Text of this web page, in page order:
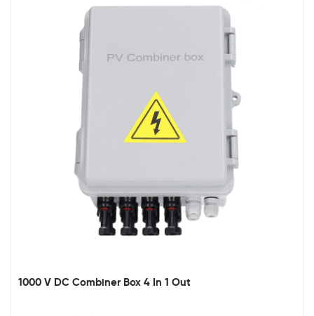
1000 V DC Combiner Box 4 In 1 Out